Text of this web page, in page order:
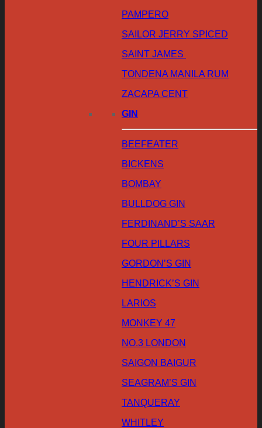
PAMPERO
SAILOR JERRY SPICED
SAINT JAMES
TONDENA MANILA RUM
ZACAPA CENT
GIN
BEEFEATER
BICKENS
BOMBAY
BULLDOG GIN
FERDINAND’S SAAR
FOUR PILLARS
GORDON’S GIN
HENDRICK’S GIN
LARIOS
MONKEY 47
NO.3 LONDON
SAIGON BAIGUR
SEAGRAM’S GIN
TANQUERAY
WHITLEY